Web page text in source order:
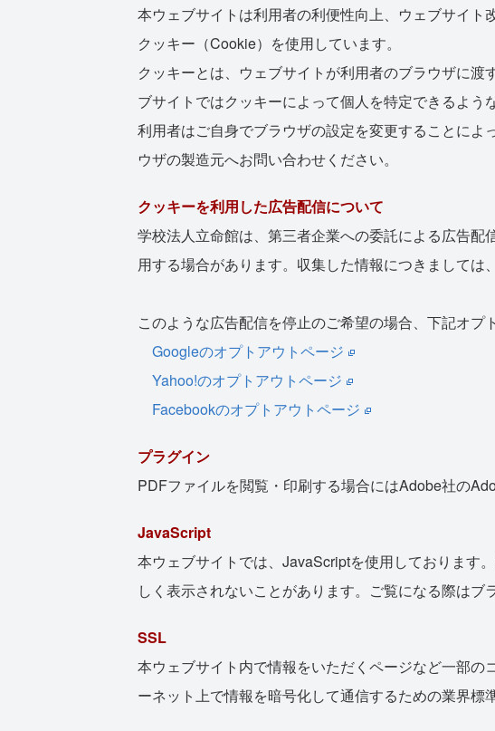
本ウェブサイトは利用者の利便性向上、ウェブサイト
クッキー（Cookie）を使用しています。
クッキーとは、ウェブサイトが利用者のブラウザに
ブサイトではクッキーによって個人を特定できるよう
利用者はご自身でブラウザの設定を変更することに
ウザの製造元へお問い合わせください。
クッキーを利用した広告配信について
学校法人立命館は、第三者企業への委託による広告
用する場合があります。収集した情報につきましては
このような広告配信を停止のご希望の場合、下記オプ
Googleのオプトアウトページ
Yahoo!のオプトアウトページ
Facebookのオプトアウトページ
プラグイン
PDFファイルを閲覧・印刷する場合にはAdobe社の
JavaScript
本ウェブサイトでは、JavaScriptを使用しております
しく表示されないことがあります。ご覧になる際はブ
SSL
本ウェブサイト内で情報をいただくページなど一部
ーネット上で情報を暗号化して通信するための業界標